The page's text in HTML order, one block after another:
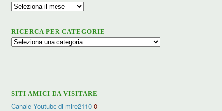
Archivio
RICERCA PER CATEGORIE
Ricerca
SITI AMICI DA VISITARE
Canale Youtube di mire2110 0